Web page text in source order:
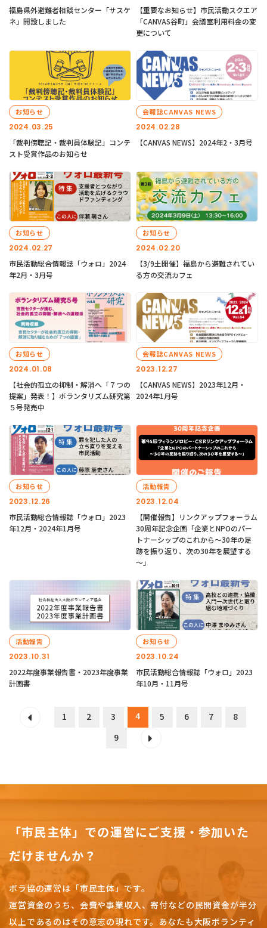
福島県外避難者相談センター「サスケ
ネ」開設しました
【重要なお知らせ】市民活動スクエア
「CANVAS谷町」会議室利用料金の変
更について
2024.03.25
お知らせ
「裁判傍聴記・裁判員体験記」コンテ
スト受賞作品のお知らせ
2024.02.28
会報誌CANVAS NEWS
【CANVAS NEWS】2024年2・3月号
2024.02.27
お知らせ
市民活動総合情報誌「ウォロ」2024
年2月・3月号
2024.02.20
お知らせ
【3/9土開催】福島から避難されてい
る方の交流カフェ
2024.01.08
お知らせ
【社会的孤立の抑制・解消へ「７つの
提案」発表！】ボランタリズム研究第
５号発売中
2023.12.27
会報誌CANVAS NEWS
【CANVAS NEWS】2023年12月・
2024年1月号
2023.12.26
お知らせ
市民活動総合情報誌「ウォロ」2023
年12月・2024年1月号
2023.12.04
活動報告
【開催報告】リンクアップフォーラム
30周年記念企画「企業とNPOのパー
トナーシップのこれから～30年の足
跡を振り返り、次の30年を展望する
～」
2023.10.31
活動報告
2022年度事業報告書・2023年度事業
計画書
2023.10.24
お知らせ
市民活動総合情報誌「ウォロ」2023
年10月・11月号
1 2 3 4 5 6 7
8
9
「市民主体」での運営にご支援・参加いた
だけませんか？
ボラ協の運営は「市民主体」です。
運営資金のうち、会費や事業収入、寄付などの民間資金が半分
以上であるのはその意志の現れです。 あなたも大阪ボランティ